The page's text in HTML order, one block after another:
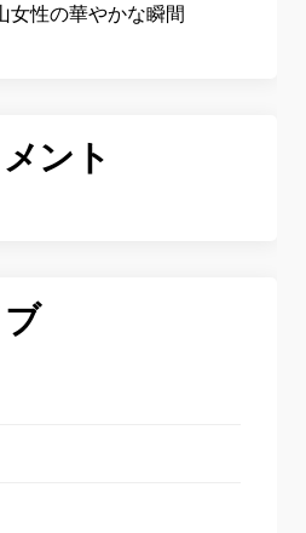
女性の華やかな瞬間
ント